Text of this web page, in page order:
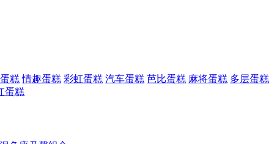
糕 情趣蛋糕 彩虹蛋糕 汽车蛋糕 芭比蛋糕 麻将蛋糕 多层蛋糕
蛋糕